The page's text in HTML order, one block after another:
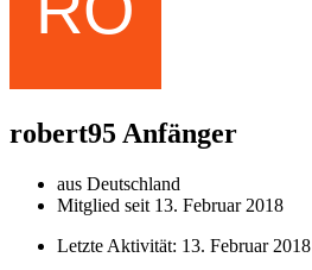
robert95 Anfänger
aus Deutschland
Mitglied seit 13. Februar 2018
Letzte Aktivität: 13. Februar 2018